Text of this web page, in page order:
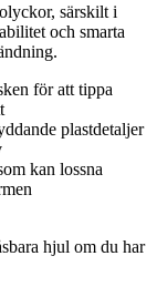
särskilt i
och smarta
för att tippa
plastdetaljer
kan lossna
hjul om du har